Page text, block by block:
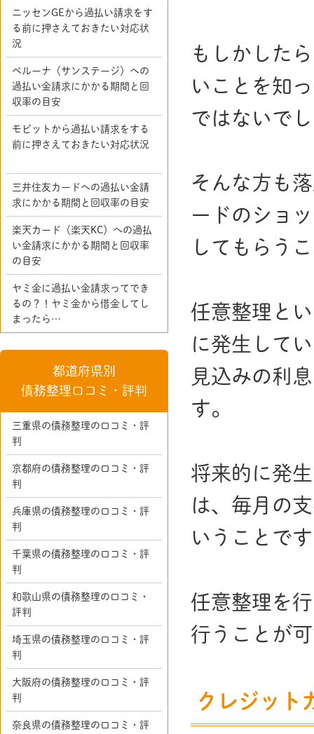
もしかした
いことを知
ではないで
そんな方も
ードのショ
してもらう
任意整理と
に発生して
見込みの利
す。
将来的に発
は、毎月の
いうことで
任意整理を
行うことが
クレジット
ニッセンGEから過払い請求をす
る前に押さえておきたい対応状
況
ベルーナ（サンステージ）への
過払い金請求にかかる期間と回
収率の目安
モビットから過払い請求をする
前に押さえておきたい対応状況
三井住友カードへの過払い金請
求にかかる期間と回収率の目安
楽天カード（楽天KC）への過払
い金請求にかかる期間と回収率
の目安
ヤミ金に過払い金請求ってでき
るの？！ヤミ金から借金してし
まったら…
都道府県別
債務整理口コミ・評判
三重県の債務整理の口コミ・評
判
京都府の債務整理の口コミ・評
判
兵庫県の債務整理の口コミ・評
判
千葉県の債務整理の口コミ・評
判
和歌山県の債務整理の口コミ・
評判
埼玉県の債務整理の口コミ・評
判
大阪府の債務整理の口コミ・評
判
奈良県の債務整理の口コミ・評